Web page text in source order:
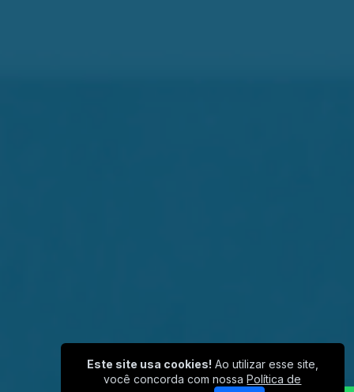
Este site usa cookies! Ao utilizar esse site,
você concorda com nossaPolítica de